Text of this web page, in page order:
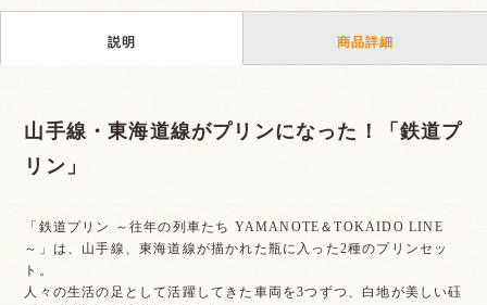
説明 商品詳細
山手線・東海道線がプリンになった！「鉄道プ
リン」
「鉄道プリン ～往年の列車たち YAMANOTE＆TOKAIDO LINE
～」は、山手線、東海道線が描かれた瓶に入った2種のプリンセッ
ト。
人々の生活の足として活躍してきた車両を3つずつ、白地が美しい砡